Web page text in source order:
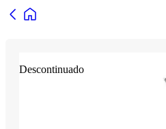
Descontinuado